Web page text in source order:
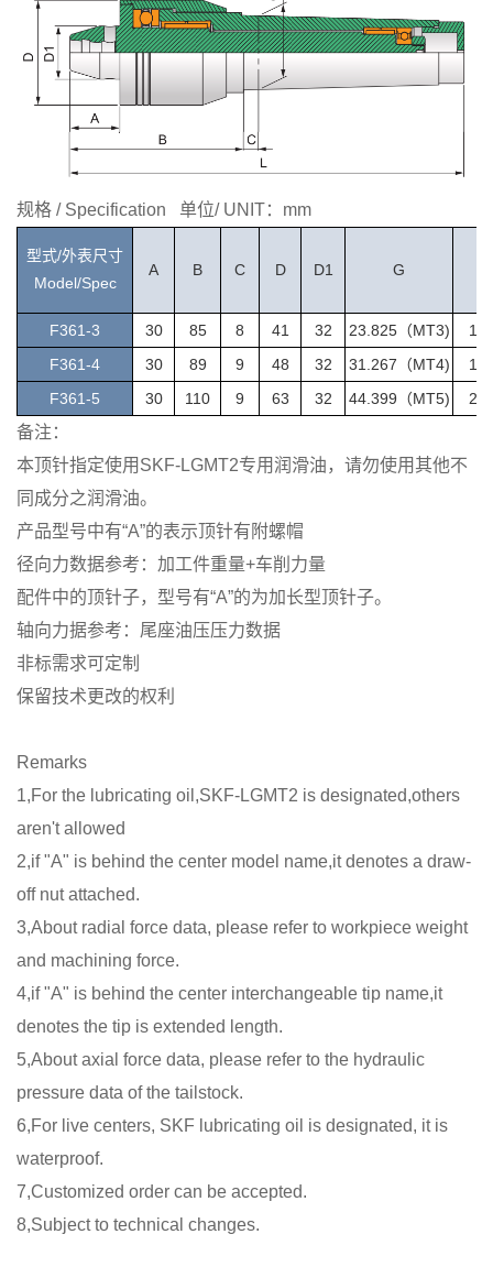
规格 / Specification 单位/ UNIT：mm
型式/外表尺寸
Model/Spec
A B C D D1 G
F361-3 30 85 8 41 32 23.825（MT3)
F361-4
30 89 9 48 32 31.267（MT4)
F361-5
30 110 9 63 32 44.399（MT5)
备注：
本顶针指定使用SKF-LGMT2专用润滑油，请勿使用其他不
同成分之润滑油。
产品型号中有“A”的表示顶针有附螺帽
径向力数据参考：加工件重量+车削力量
配件中的顶针子，型号有“A”的为加长型顶针子。
轴向力据参考：尾座油压压力数据
非标需求可定制
保留技术更改的权利
Remarks
1,For the lubricating oil,SKF-LGMT2 is designated,others
aren't allowed
2,if "A" is behind the center model name,it denotes a draw-
off nut attached.
3,About radial force data, please refer to workpiece weight
and machining force.
4,if "A" is behind the center interchangeable tip name,it
denotes the tip is extended length.
5,About axial force data, please refer to the hydraulic
pressure data of the tailstock.
6,For live centers, SKF lubricating oil is designated, it is
waterproof.
7,Customized order can be accepted.
8,Subject to technical changes.